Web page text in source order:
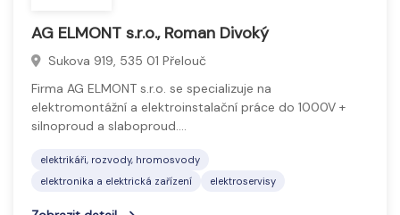
AG ELMONT s.r.o., Roman Divoký
Sukova 919, 535 01 Přelouč
Firma AG ELMONT s.r.o. se specializuje na
elektromontážní a elektroinstalační práce do 1000V +
silnoproud a slaboproud.…
elektrikáři, rozvody, hromosvody
elektronika a elektrická zařízení
elektroservisy